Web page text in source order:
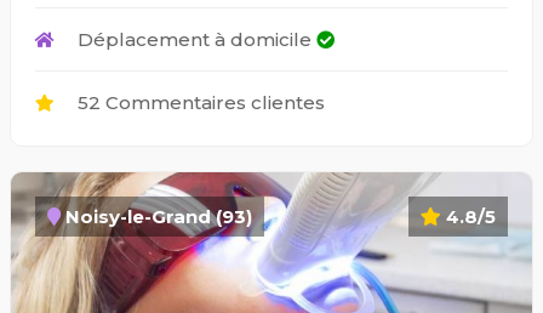
Déplacement à domicile
52 Commentaires clientes
4.8/5
Noisy-le-Grand (93)